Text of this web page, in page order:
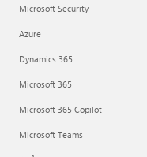
Microsoft Security
Azure
Dynamics 365
Microsoft 365
Microsoft 365 Copilot
Microsoft Teams